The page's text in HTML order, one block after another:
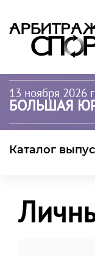
13 ноября 2026
БОЛЬШАЯ
Каталог